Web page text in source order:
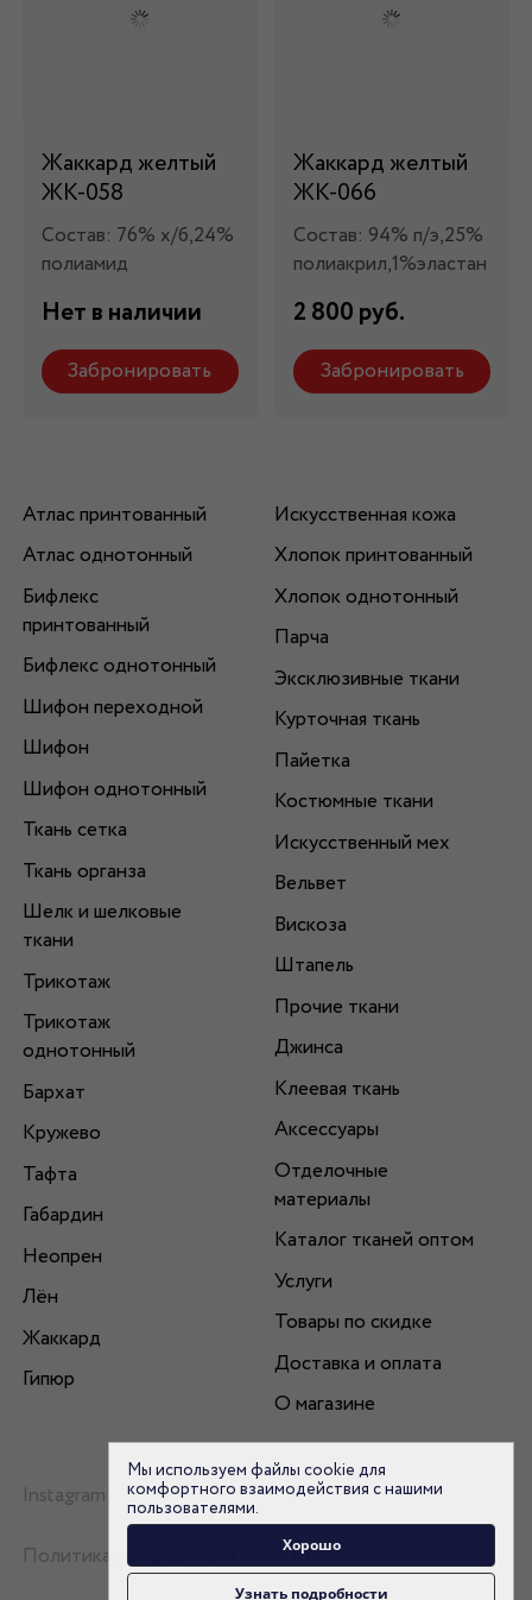
Жаккард желтый
ЖК-058
Состав: 76% х/б,24%
полиамид
Нет в наличии
Забронировать
Жаккард желтый
ЖК-066
Состав: 94% п/э,25%
полиакрил,1%эластан
2 800 руб.
Забронировать
Атлас принтованный
Атлас однотонный
Бифлекс
принтованный
Бифлекс однотонный
Шифон переходной
Шифон
Шифон однотонный
Ткань сетка
Ткань органза
Шелк и шелковые
ткани
Трикотаж
Трикотаж
однотонный
Бархат
Кружево
Тафта
Габардин
Неопрен
Лён
Жаккард
Гипюр
Искусственная кожа
Хлопок принтованный
Хлопок однотонный
Парча
Эксклюзивные ткани
Курточная ткань
Пайетка
Костюмные ткани
Искусственный мех
Вельвет
Вискоза
Штапель
Прочие ткани
Джинса
Клеевая ткань
Аксессуары
Отделочные
материалы
Каталог тканей оптом
Услуги
Товары по скидке
Доставка и оплата
О магазине
Instagram
Политика конфиденциальности
Мы используем файлы cookie для
комфортного взаимодействия с нашими
пользователями.
Хорошо
Узнать подробности